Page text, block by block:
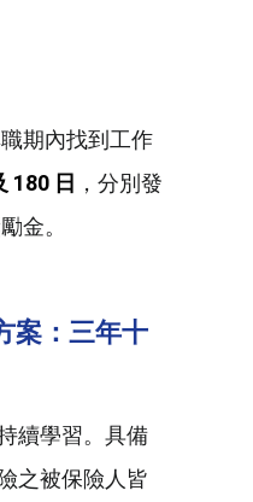
期內找到工作
180 日 ，分別發
金。
案：三年十
續學習。具備
之被保險人皆